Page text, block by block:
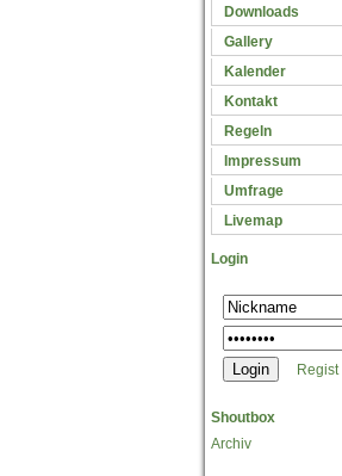
Downloads
Gallery
Kalender
Kontakt
Regeln
Impressum
Umfrage
Livemap
Login
Regist
Shoutbox
Archiv